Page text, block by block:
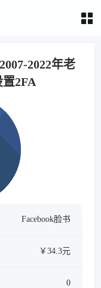
2022年老
2FA
Facebook脸书
￥34.3元
0